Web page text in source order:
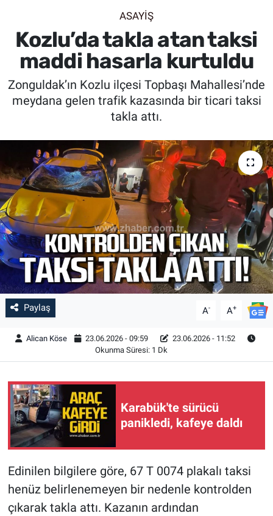
ASAYİŞ
Kozlu’da takla atan taksi
maddi hasarla kurtuldu
Zonguldak’ın Kozlu ilçesi Topbaşı Mahallesi’nde
meydana gelen trafik kazasında bir ticari taksi
takla attı.
Paylaş A- A+
Alican Köse 23.06.2026 - 09:59
23.06.2026 - 11:52
Okunma Süresi: 1 Dk
Karabük'te sürücü
panikledi, kafeye daldı
Edinilen bilgilere göre, 67 T 0074 plakalı taksi
henüz belirlenemeyen bir nedenle kontrolden
çıkarak takla attı. Kazanın ardından
SPOR
SAĞLIK